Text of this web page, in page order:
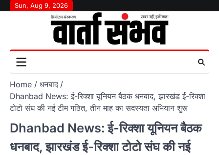
SkipSun, Aug 9, 2026
Home
धनबाद
Dhanbad News: ई-रिक्शा यूनियन बैठक धनबाद, झारखंड ई-रिक्शा
टोटो संघ की नई टीम गठित, तीन माह का सदस्यता अभियान शुरू
Dhanbad News: ई-रिक्शा यूनियन बैठक
धनबाद, झारखंड ई-रिक्शा टोटो संघ की नई